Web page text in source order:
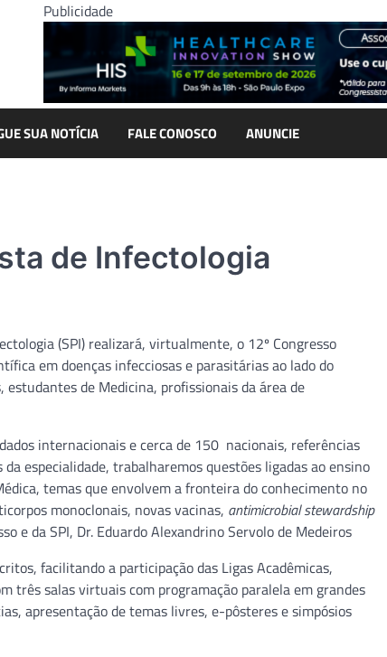
Publicidade
SUA NOTÍCIA FALE CONOSCO ANUNCIE
de Infectologia
(SPI) realizará, virtualmente, o 12º Congresso
em doenças infecciosas e parasitárias ao lado do
estudantes de Medicina, profissionais da área de
internacionais e cerca de 150 nacionais, referências
especialidade, trabalharemos questões ligadas ao ensino
temas que envolvem a fronteira do conhecimento no
monoclonais, novas vacinas, antimicrobial stewardship
e da SPI, Dr. Eduardo Alexandrino Servolo de Medeiros
facilitando a participação das Ligas Acadêmicas,
três salas virtuais com programação paralela em grandes
apresentação de temas livres, e-pôsteres e simpósios